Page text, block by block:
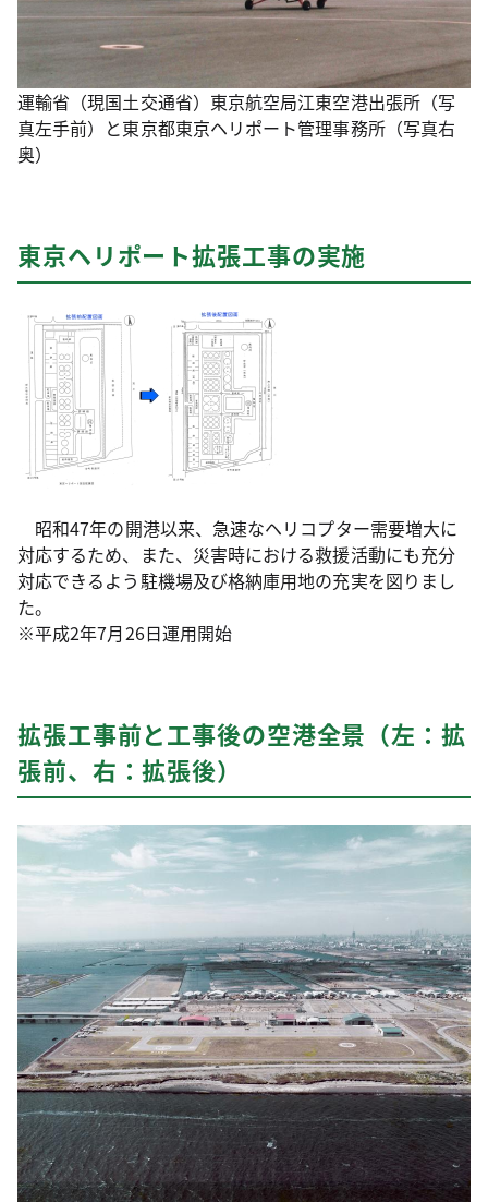
運輸省（現国土交通省）東京航空局江東空港出張所（写
真左手前）と東京都東京ヘリポート管理事務所（写真右
奥）
東京ヘリポート拡張工事の実施
昭和47年の開港以来、急速なヘリコプター需要増大に
対応するため、また、災害時における救援活動にも充分
対応できるよう駐機場及び格納庫用地の充実を図りまし
た。
※平成2年7月26日運用開始
拡張工事前と工事後の空港全景（左：拡
張前、右：拡張後）